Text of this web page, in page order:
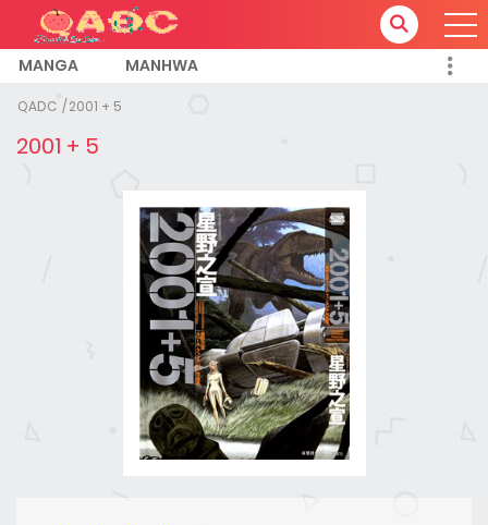
MANGA MANHWA
QADC 2001 + 5
2001 + 5